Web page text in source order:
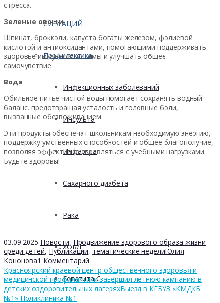
СИТУАЦИЙ
Профилактика
Инфекционных заболеваний
Инсульта
Инфаркта
Сахарного диабета
Рака
ХОБЛ
Гепатита С
стресса.
Зеленые овощи
Шпинат, брокколи, капуста богаты железом, фолиевой
кислотой и антиоксидантами, помогающими поддерживать
здоровье иммунной системы и улучшать общее
самочувствие.
Вода
Обильное питьё чистой воды помогает сохранять водный
баланс, предотвращая усталость и головные боли,
вызванные обезвоживанием.
Эти продукты обеспечат школьникам необходимую энергию,
поддержку умственных способностей и общее благополучие,
позволяя эффективно справляться с учебными нагрузками.
Будьте здоровы!
03.09.2025 Новости, Продвижение здорового образа жизни
среди детей, Публикации, тематические неделиЮлия
Кононова1 Комментарий
Красноярский краевой центр общественного здоровья и
медицинской профилактики завершил летнюю кампанию в
детских оздоровительных лагеряхВыезд в КГБУЗ «КМДКБ
№1» Поликлиника №1